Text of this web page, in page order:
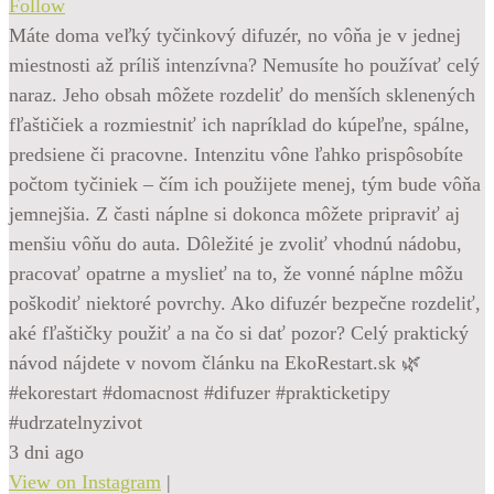
Follow
Máte doma veľký tyčinkový difuzér, no vôňa je v jednej
miestnosti až príliš intenzívna? Nemusíte ho používať celý
naraz. Jeho obsah môžete rozdeliť do menších sklenených
fľaštičiek a rozmiestniť ich napríklad do kúpeľne, spálne,
predsiene či pracovne. Intenzitu vône ľahko prispôsobíte
počtom tyčiniek – čím ich použijete menej, tým bude vôňa
jemnejšia. Z časti náplne si dokonca môžete pripraviť aj
menšiu vôňu do auta. Dôležité je zvoliť vhodnú nádobu,
pracovať opatrne a myslieť na to, že vonné náplne môžu
poškodiť niektoré povrchy. Ako difuzér bezpečne rozdeliť,
aké fľaštičky použiť a na čo si dať pozor? Celý praktický
návod nájdete v novom článku na EkoRestart.sk 🌿
#ekorestart #domacnost #difuzer #prakticketipy
#udrzatelnyzivot
3 dni ago
View on Instagram |